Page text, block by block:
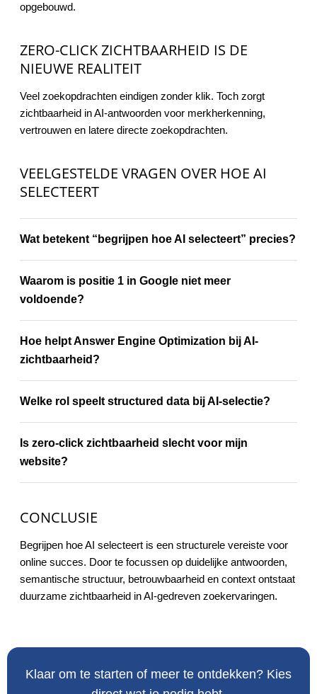
opgebouwd.
ZERO-CLICK ZICHTBAARHEID IS DE
NIEUWE REALITEIT
Veel zoekopdrachten eindigen zonder klik. Toch zorgt
zichtbaarheid in AI-antwoorden voor merkherkenning,
vertrouwen en latere directe zoekopdrachten.
VEELGESTELDE VRAGEN OVER HOE AI
SELECTEERT
Wat betekent “begrijpen hoe AI selecteert” precies?
Waarom is positie 1 in Google niet meer
voldoende?
Hoe helpt Answer Engine Optimization bij AI-
zichtbaarheid?
Welke rol speelt structured data bij AI-selectie?
Is zero-click zichtbaarheid slecht voor mijn
website?
CONCLUSIE
Begrijpen hoe AI selecteert is een structurele vereiste voor
online succes. Door te focussen op duidelijke antwoorden,
semantische structuur, betrouwbaarheid en context ontstaat
duurzame zichtbaarheid in AI-gedreven zoekervaringen.
Klaar om te starten of meer te ontdekken? Kies